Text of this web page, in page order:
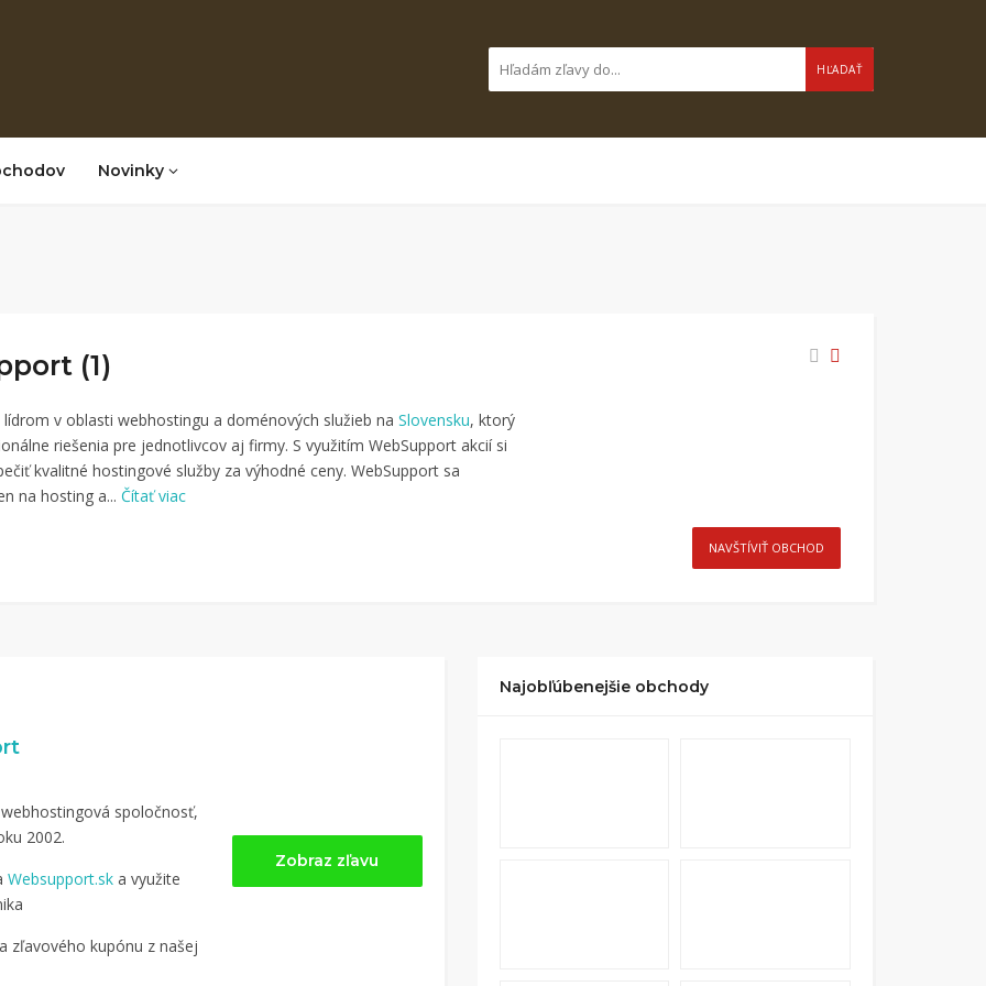
HĽADAŤ
Novinky
(1)
lídrom v oblasti webhostingu a doménových služieb na Slovensku, ktorý
riešenia pre jednotlivcov aj firmy. S využitím WebSupport akcií si
kvalitné hostingové služby za výhodné ceny. WebSupport sa
na hosting a... Čítať viac
NAVŠTÍVIŤ OBCHOD
spoločnosť,
2002.
Websupport.sk a využite
zľavového kupónu z našej
Zobraz zľavu
Najobľúbenejšie obchody